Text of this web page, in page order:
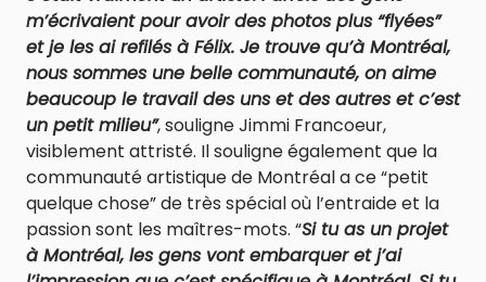
m’écrivaient pour avoir des photos plus “flyées”
et je les ai refilés à Félix. Je trouve qu’à Montréal,
nous sommes une belle communauté, on aime
beaucoup le travail des uns et des autres et c’est
un petit milieu”, souligne Jimmi Francoeur,
visiblement attristé. Il souligne également que la
communauté artistique de Montréal a ce “petit
quelque chose” de très spécial où l’entraide et la
passion sont les maîtres-mots. “Si tu as un projet
à Montréal, les gens vont embarquer et j’ai